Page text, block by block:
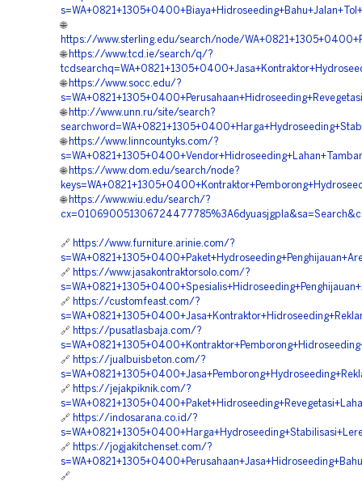
🌐
https://www.sterling.edu/search/node/
🌐 https://www.tcd.ie/search/q/?
🌐 https://www.socc.edu/?
🌐 http://www.unn.ru/site/search?
🌐 https://www.linncountyks.com/?
🌐 https://www.dom.edu/search/node?
🌐 https://www.wiu.edu/search/?
🔗 https://www.furniture.arinie.com/?
🔗 https://www.jasakontraktorsolo.com/?
🔗 https://customfeast.com/?
🔗 https://pusatlasbaja.com/?
🔗 https://jualbuisbeton.com/?
🔗 https://jejakpiknik.com/?
🔗 https://indosarana.co.id/?
🔗 https://jogjakitchenset.com/?
🔗